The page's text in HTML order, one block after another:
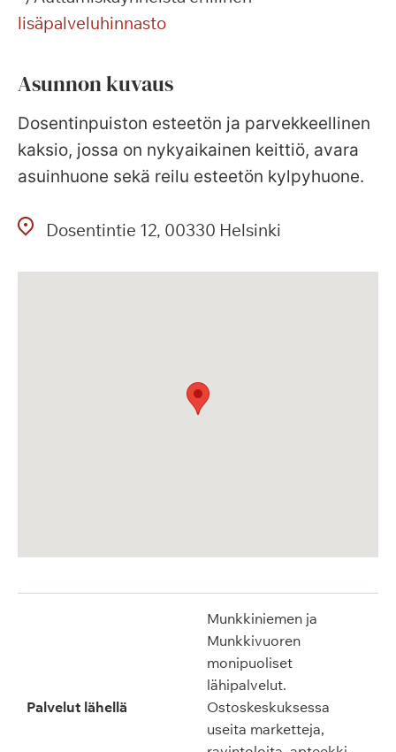
lisäpalveluhinnasto
Asunnon kuvaus
Dosentinpuiston esteetön ja parvekkeellinen
kaksio, jossa on nykyaikainen keittiö, avara
asuinhuone sekä reilu esteetön kylpyhuone.
Dosentintie 12 00330 Helsinki
Palvelut lähellä
Munkkiniemen ja
Munkkivuoren
monipuoliset
lähipalvelut.
Ostoskeskuksessa
useita marketteja,